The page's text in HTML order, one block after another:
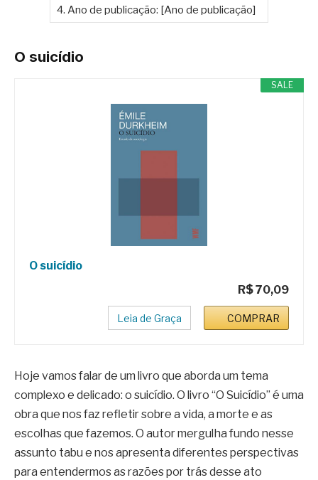
4. Ano de publicação: [Ano de publicação]
O suicídio
SALE
O suicídio
R$ 70,09
Leia de Graça COMPRAR
Hoje vamos falar de um livro que aborda um tema
complexo e delicado: o suicídio. O livro “O Suicídio” é uma
obra que nos faz refletir sobre a vida, a morte e as
escolhas que fazemos. O autor mergulha fundo nesse
assunto tabu e nos apresenta diferentes perspectivas
para entendermos as razões por trás desse ato